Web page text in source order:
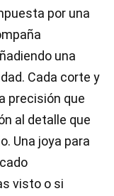
por una
una
Cada corte y
precisión que
al detalle que
Una joya para
visto o si